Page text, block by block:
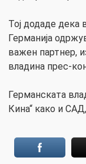
Тој додаде дека
Германија
важен партнер,
владина прес-
Германската
Кина“ како и